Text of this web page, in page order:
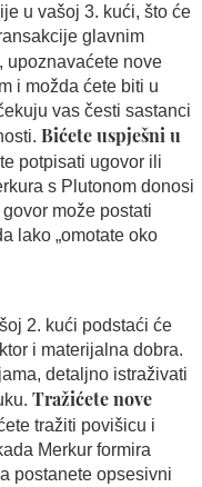
u vašoj 3. kući, što će
glavnim
, upoznavaćete nove
i možda ćete biti u
vas česti sastanci
Bićete uspješni u
potpisati ugovor ili
s Plutonom donosi
može postati
lako „omotate oko
2. kući podstaći će
i materijalna dobra.
detaljno istraživati
Tražićete nove
tražiti povišicu i
Merkur formira
postanete opsesivni